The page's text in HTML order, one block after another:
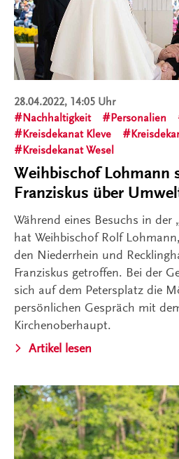
28.04.2022, 14:05 Uhr
Nachhaltigkeit
Personalien
Kreisdekanat Kleve
Kreisdekanat Wesel
Weihbischof Lohmann
Franziskus über
Während eines Besuchs in der
hat Weihbischof Rolf
den Niederrhein und
Franziskus getroffen. Bei der
sich auf dem Petersplatz die
persönlichen Gespräch mit
Kirchenoberhaupt.
Artikel lesen